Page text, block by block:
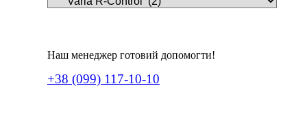
Наш менеджер готовий допомогти!
+38 (099) 117-10-10